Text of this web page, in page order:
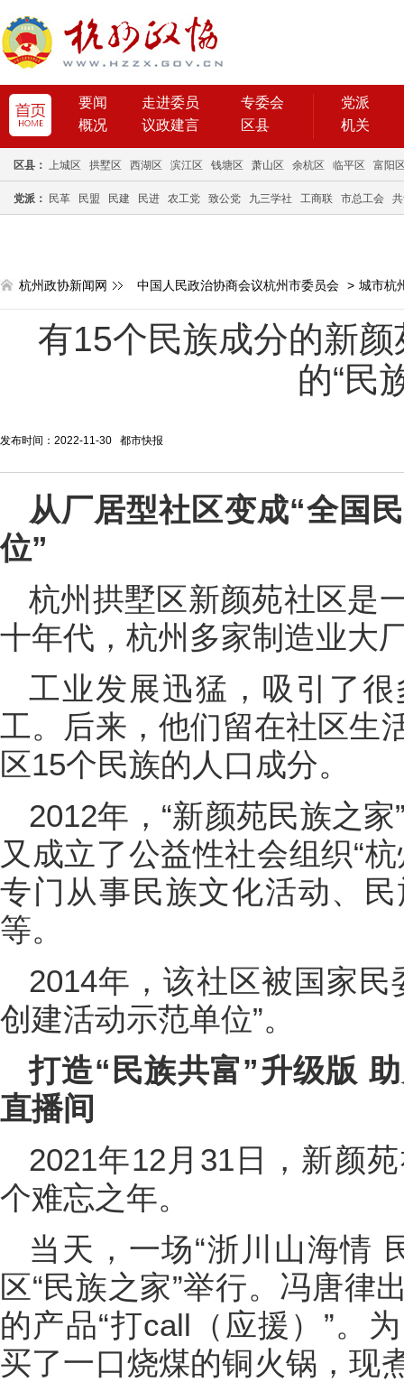
要闻 走进委员
专委会
概况
议政建言 区县
党派
机关
区县： 上城区 拱墅区 西湖区 滨江区 钱塘区 萧山区 余杭区 临平区 富阳
党派： 民革 民盟 民建 民进 农工党 致公党 九三学社 工商联 市总工会
杭州政协新闻网 中国人民政治协商会议杭州市委员会 > 城市杭
有15个民族成分的新
的“民
发布时间：2022-11-30 都市快报
从厂居型社区变成“全国
位”
杭州拱墅区新颜苑社区是
十年代，杭州多家制造业大
工业发展迅猛，吸引了
工。后来，他们留在社区
区15个民族的人口成分。
2012年，“新颜苑民族之
又成立了公益性社会组织“
专门从事民族文化活动、
等。
2014年，该社区被国家
创建活动示范单位”。
打造“民族共富”升级版
直播间
2021年12月31日，新颜
个难忘之年。
当天，一场“浙川山海情
区“民族之家”举行。冯唐律
的产品“打call（应援）”。
买了一口烧煤的铜火锅，现